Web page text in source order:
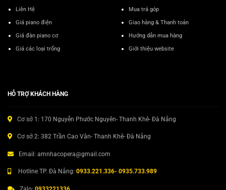
Liên Hệ
Giá piano điện
Giá đàn piano cơ
Giá các loại trống
Mua trả góp
Giao hàng & Thanh toán
Hướng dẫn mua hàng
Giới thiệu website
HỖ TRỢ KHÁCH HÀNG
Cơ sở 1: 170 Nguyễn Phước Nguyên- Thanh Khê- Đà Nẵng
Cơ sở 2: 382 Trần Cao Vân- Thanh Khê- Đà Nẵng
Email: amnhacopera@gmail.com
Hotline TP. Đà Nẵng: 0933.221.336- 0935.733.989